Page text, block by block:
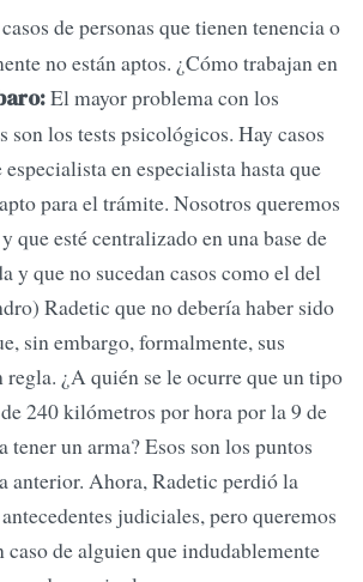
de personas que tienen tenencia o
no están aptos. ¿Cómo trabajan en
El mayor problema con los
son los tests psicológicos. Hay casos
especialista en especialista hasta que
para el trámite. Nosotros queremos
que esté centralizado en una base de
y que no sucedan casos como el del
Radetic que no debería haber sido
sin embargo, formalmente, sus
regla. ¿A quién se le ocurre que un tipo
240 kilómetros por hora por la 9 de
tener un arma? Esos son los puntos
anterior. Ahora, Radetic perdió la
judiciales, pero queremos
caso de alguien que indudablemente